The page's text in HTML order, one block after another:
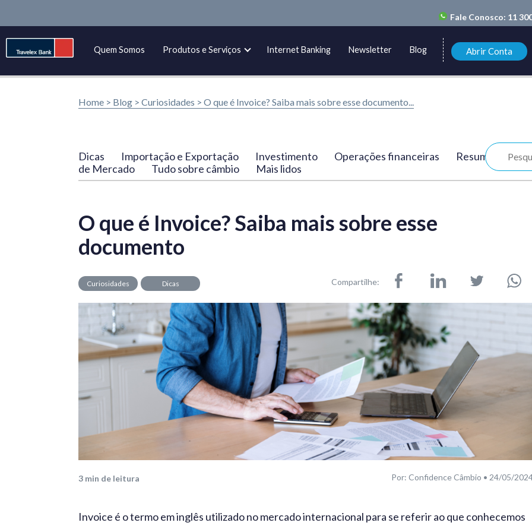
Fale Conosco: 11
Quem Somos Produtos e Serviços Internet Banking Newsletter Blog Abrir Conta
Home > Blog > Curiosidades > O que é Invoice? Saiba mais sobre esse documento...
Dicas Importação e Exportação Investimento Operações financeiras
Resumo
de Mercado
Tudo sobre câmbio Mais lidos
O que é Invoice? Saiba mais sobre esse
documento
Curiosidades Dicas Compartilhe:
3 min de leitura Por: Confidence Câmbio • 24/05/
Invoice é o termo em inglês utilizado no mercado internacional para se referir ao que conhecemos